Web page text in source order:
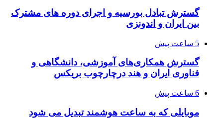
گسترش تبادل بورسیه و اجرای دوره های مشترک
بین ایران و اندونزی
5 ساعت پیش
گسترش همکاری‌های آموزشی، دانشگاهی و
فناوری ایران و هند درچارچوب بریکس
6 ساعت پیش
موبایلی که به ساعت هوشمند تبدیل می شود